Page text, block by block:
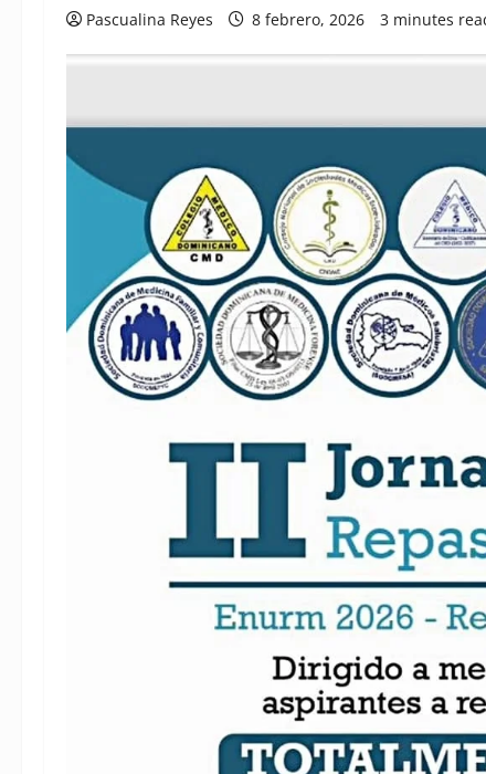
Pascualina Reyes 8 febrero, 2026 3 minutes